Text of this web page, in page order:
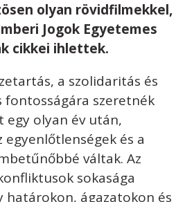
olyan rövidfilmekkel,
Jogok Egyetemes
cikkei ihlettek.
a szolidaritás és
szeretnék
egy olyan év után,
és a
váltak. Az
sokasága
ágazatokon és